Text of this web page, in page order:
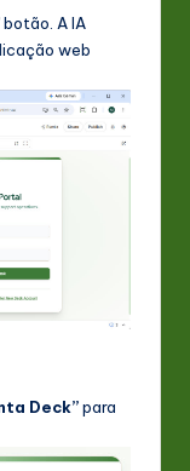
botão. A IA
web
Deck”para